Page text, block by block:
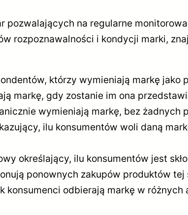
na regularne
rozpoznawalności i kondycji marki,
którzy wymieniają markę jako
markę, gdy zostanie im ona
wymieniają markę, bez żadnych
ilu konsumentów woli daną
określający, ilu konsumentów jest
ponownych zakupów produktów tej
konsumenci odbierają markę w